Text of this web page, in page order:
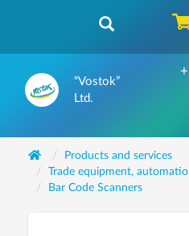
“Vostok”
Ltd.
Products and services
Trade equipment,
Bar Code Scanners